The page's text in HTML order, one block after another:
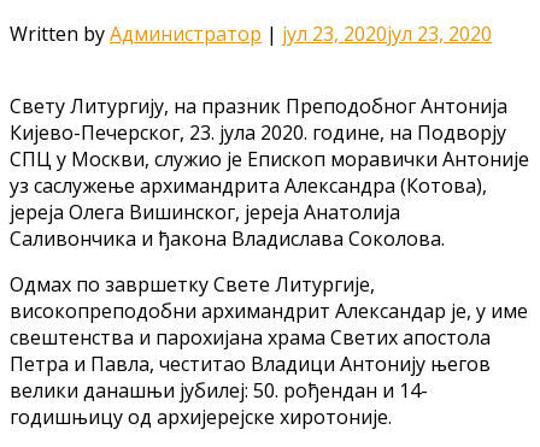
Written byАдминистратор | јул 23, 2020јул 23, 2020
Свету Литургију, на празник Преподобног Антонија
Кијево-Печерског, 23. јула 2020. године, на Подворју
СПЦ у Москви, служио је Епископ моравички Антоније
уз саслужење архимандрита Александра (Котова),
јереја Олега Вишинског, јереја Анатолија
Саливончика и ђакона Владислава Соколова.
Одмах по завршетку Свете Литургије,
високопреподобни архимандрит Александар је, у име
свештенства и парохијана храма Светих апостола
Петра и Павла, честитао Владици Антонију његов
велики данашњи јубилеј: 50. рођендан и 14-
годишњицу од архијерејске хиротоније.